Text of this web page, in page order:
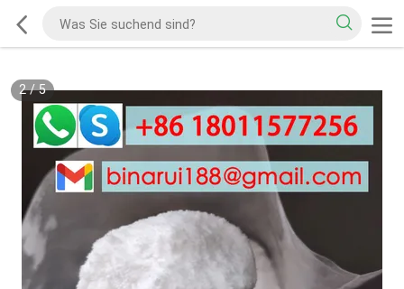
2/5